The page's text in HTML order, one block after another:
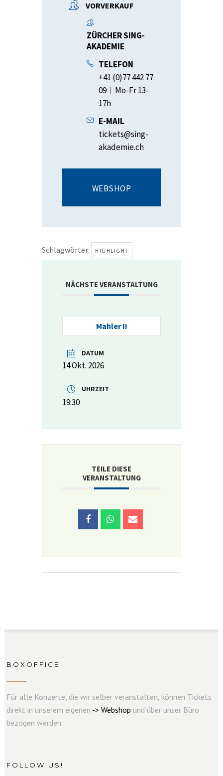
VORVERKAUF
ZÜRCHER SING-
AKADEMIE
TELEFON
+41 (0)77 442 77
09︱Mo-Fr 13-
17h
E-MAIL
tickets@sing-
akademie.ch
WEBSHOP
Schlagwörter: HIGHLIGHT
NÄCHSTE VERANSTALTUNG
Mahler II
DATUM
14 Okt. 2026
UHRZEIT
19:30
TEILE DIESE
VERANSTALTUNG
BOXOFFICE
Für alle Konzerte, die wir selber veranstalten, können Tickets
direkt in unserem eigenen ->Webshop und über unser Büro
bezogen werden.
FOLLOW US!